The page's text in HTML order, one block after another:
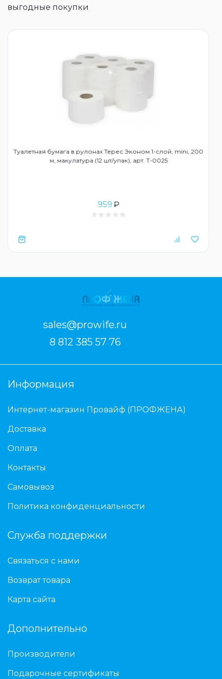
выгодные покупки
Туалетная бумага в рулонах Терес Эконом 1-слой, mini, 200
м, макулатура (12 шт/упак), арт. Т-0025
959₽
sales@prowife.ru
8 812 385 57 76
Информация
Интернет-магазин Провайф (ПРОФЖЕНА)
Доставка
Оплата
Контакты
Самовывоз
Политика конфиденциальности
Служба поддержки
Связаться с нами
Возврат товара
Карта сайта
Дополнительно
Производители
Подарочные сертификаты